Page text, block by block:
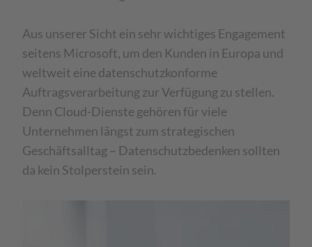
Aus unserer Sicht ein sehr wichtiges Engagement
seitens Microsoft, um den Kunden in Europa und
weltweit eine datenschutzkonforme
Auftragsverarbeitung zur Verfügung zu stellen.
Denn Cloud-Dienste gehören für viele
Unternehmen längst zum strategischen
Geschäftsalltag – Datenschutzbedenken sollten
da kein Stolperstein sein.